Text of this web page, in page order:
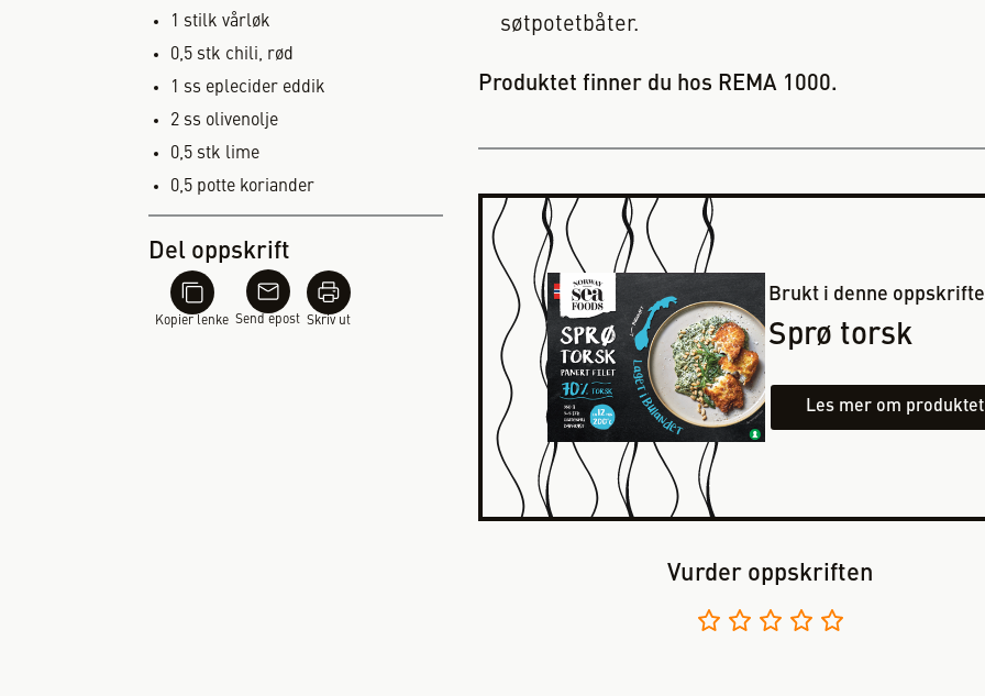
1
stilk vårløk
0,5 stk chili, rød
1
ss eplecider eddik
2 ss olivenolje
0,5 stk lime
0,5 potte koriander
Del oppskrift
Kopier lenke Send epost Skriv ut
søtpotetbåter.
Produktet finner du hos REMA 1000.
Brukt i denne
Sprø torsk
Les mer om produktet
Vurder oppskriften